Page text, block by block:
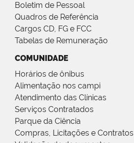
Boletim de Pessoal
Quadros de Referência
Cargos CD, FG e FCC
Tabelas de Remuneração
COMUNIDADE
Horários de ônibus
Alimentação nos campi
Atendimento das Clínicas
Serviços Contratados
Parque da Ciência
Compras, Licitações e Contratos